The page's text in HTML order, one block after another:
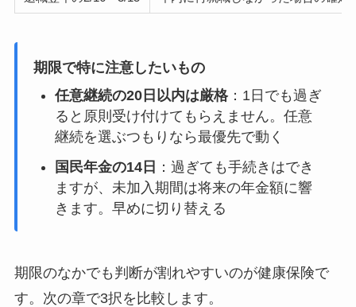
期限で特に注意したいもの
任意継続の20日以内は厳格：1日でも過ぎ
ると原則受け付けてもらえません。任意
継続を選ぶつもりなら最優先で動く
国民年金の14日 ：過ぎても手続きはでき
ますが、未加入期間は将来の年金額に響
きます。早めに切り替える
期限のなかでも判断が割れやすいのが健康保険で
す。次の章で3択を比較します。